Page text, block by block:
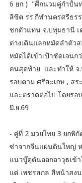
6 ยก ) "ศึกนวมคู่กำปั้น
ลิขิต รร.กีฬานครศรีธร
ชกตัวแทน จ.ปทุมธานี
ต่างเดินแลกหมัดลำตัว
หมัดได้เข้าเป้าชัดเจน
คนสุดท้าย และทำให้ จ
รอบตาม ศรีสะเกษ , ส
และตราดต่อไป โดยรอ
มิ.ย.69
- คู่ที่ 2 มวยไทย 3 ยกพิกั
ซ่าจากจีนแผ่นดินใหญ่ ห
แนวบู๊ดุดันออกอาวุธเข้
แต่ เพชรสกล สีหน้าสง